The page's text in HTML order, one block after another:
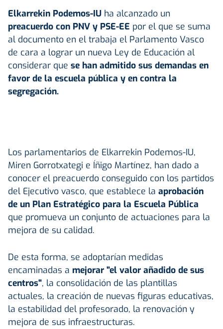
Elkarrekin Podemos-IU ha alcanzado un
preacuerdo con PNV y PSE-EE por el que se suma
al documento en el trabaja el Parlamento Vasco
de cara a lograr un nueva Ley de Educación al
considerar que se han admitido sus demandas en
favor de la escuela pública y en contra la
segregación.
Los parlamentarios de Elkarrekin Podemos-IU,
Miren Gorrotxategi e Íñigo Martínez, han dado a
conocer el preacuerdo conseguido con los partidos
del Ejecutivo vasco, que establece la aprobación
de un Plan Estratégico para la Escuela Pública
que promueva un conjunto de actuaciones para la
mejora de su calidad.
De esta forma, se adoptarían medidas
encaminadas a mejorar "el valor añadido de sus
centros", la consolidación de las plantillas
actuales, la creación de nuevas figuras educativas,
la estabilidad del profesorado, la renovación y
mejora de sus infraestructuras.